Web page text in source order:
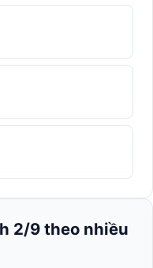
2/9 theo nhiều